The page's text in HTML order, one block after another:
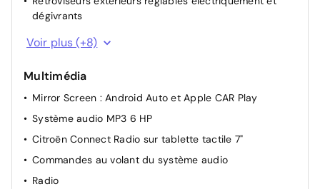
dégivrants
Lève-vitres AV électriques simple
Appui-tête AR réglable
Filtre à pollen
Pare-soleil avec miroir occultable côtés conducteur et
passager
Siège conducteur réglable en hauteur
Rétroviseurs extérieurs réglables électriquement
Voir plus (+8)
Multimédia
Mirror Screen : Android Auto et Apple CAR Play
Système audio MP3 6 HP
Citroën Connect Radio sur tablette tactile 7"
Commandes au volant du système audio
Radio